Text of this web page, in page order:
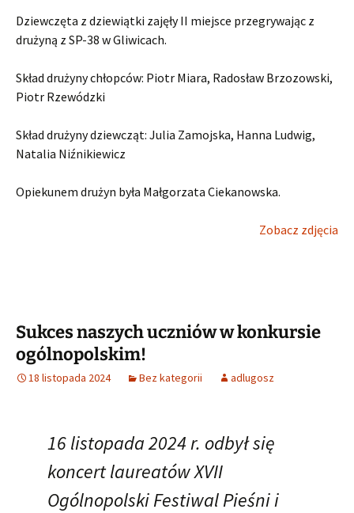
Dziewczęta z dziewiątki zajęły II miejsce przegrywając z
drużyną z SP-38 w Gliwicach.
Skład drużyny chłopców: Piotr Miara, Radosław Brzozowski,
Piotr Rzewódzki
Skład drużyny dziewcząt: Julia Zamojska, Hanna Ludwig,
Natalia Niźnikiewicz
Opiekunem drużyn była Małgorzata Ciekanowska.
Zobacz zdjęcia
Sukces naszych uczniów w konkursie
ogólnopolskim!
18 listopada 2024 Bez kategorii adlugosz
16 listopada 2024 r. odbył się
koncert laureatów XVII
Ogólnopolski Festiwal Pieśni i